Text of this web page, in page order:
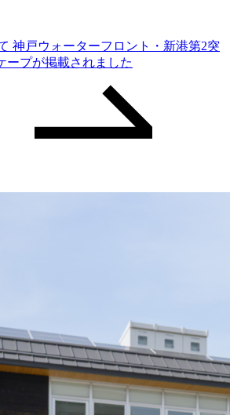
神戸ウォーターフロント・新港第2突
ープが掲載されました